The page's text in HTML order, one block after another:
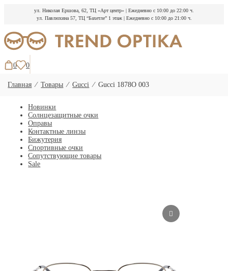
ул. Николая Ершова, 62, ТЦ «Арт центр» | Ежедневно с 10:00 до 22:00 ч.
ул. Павлюхина 57, ТЦ “Бахетле” 1 этаж | Ежедневно с 10:00 до 21:00 ч.
к
содержимому
0 0
Главная ⁄Товары ⁄Gucci ⁄Gucci 1878O 003
Новинки
Солнцезащитные очки
Оправы
Контактные линзы
Бижутерия
Спортивные очки
Сопутствующие товары
Sale